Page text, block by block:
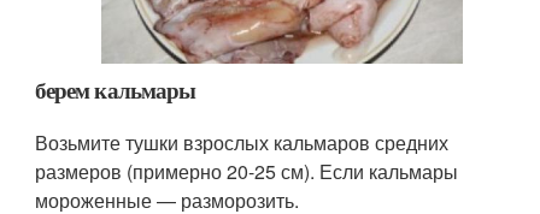
берем кальмары
Возьмите тушки взрослых кальмаров средних
размеров (примерно 20-25 см). Если кальмары
мороженные — разморозить.